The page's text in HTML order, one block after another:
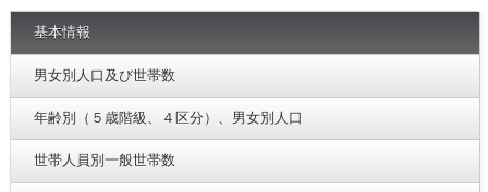
基本情報
男女別人口及び世帯数
年齢別（５歳階級、４区分）、男女別人口
世帯人員別一般世帯数